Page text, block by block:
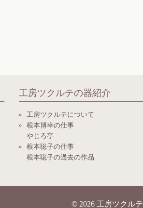
工房ツクルテの器紹介
工房ツクルテについて
根本博幸の仕事
やじろ亭
根本聡子の仕事
根本聡子の過去の作品
© 2026 工房ツクルテ